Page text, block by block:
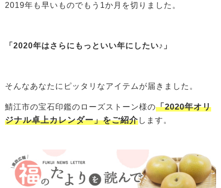
2019年も早いものでもう1か月を切りました。
「2020年はさらにもっといい年にしたい♪」
そんなあなたにピッタリなアイテムが届きました。
鯖江市の宝石印鑑のローズストーン様の「2020年オリ
ジナル卓上カレンダー」をご紹介します。